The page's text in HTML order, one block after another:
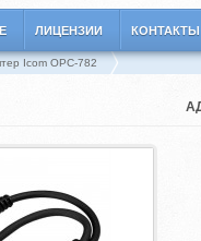
ЛИЦЕНЗИИ КОНТАКТЫ
Icom OPC-782